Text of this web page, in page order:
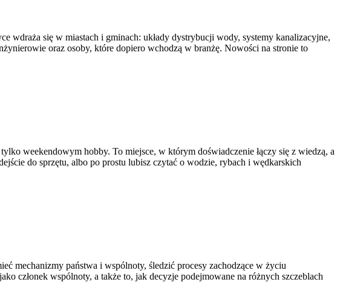
wdraża się w miastach i gminach: układy dystrybucji wody, systemy kanalizacyjne,
oraz osoby, które dopiero wchodzą w branżę. Nowości na stronie to
weekendowym hobby. To miejsce, w którym doświadczenie łączy się z wiedzą, a
do sprzętu, albo po prostu lubisz czytać o wodzie, rybach i wędkarskich
mechanizmy państwa i wspólnoty, śledzić procesy zachodzące w życiu
członek wspólnoty, a także to, jak decyzje podejmowane na różnych szczeblach